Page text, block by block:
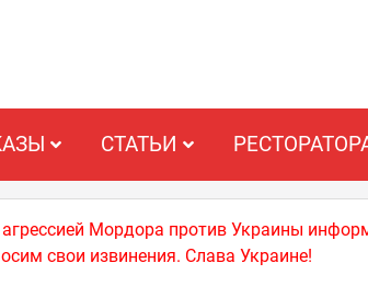
СТАТЬИ
агрессией Мордора против Украины
свои извинения. Слава Украине!